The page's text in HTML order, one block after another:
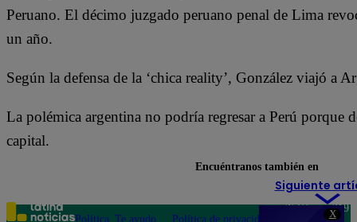
X
Peruano. El décimo juzgado peruano penal de Lima
un año.
Según la defensa de la ‘chica reality’, González viajó a
La polémica argentina no podría regresar a Perú porque
capital.
Siguiente
Encuéntranos también en
Política Te ayudo Política de privacidad
Teléfono: 219